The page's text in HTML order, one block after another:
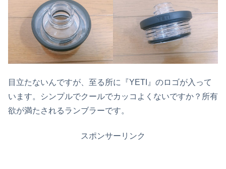
目立たないんですが、至る所に『YETI』のロゴが入って
います。シンプルでクールでカッコよくないですか？所有
欲が満たされるランブラーです。
スポンサーリンク